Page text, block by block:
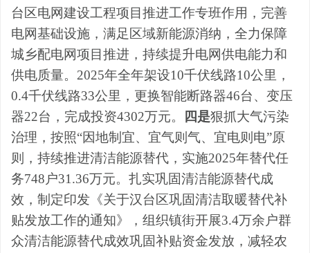
台区电网建设工程项目推进工作专班作用，完善
电网基础设施，满足区域新能源消纳，全力保障
城乡配电网项目推进，持续提升电网供电能力和
供电质量。 2025年全年架设10千伏线路10公里，
0.4千伏线路33公里，更换智能断路器46台、变压
器22台，完成投资4302万元。 四是狠抓大气污染
治理，按照“因地制宜、宜气则气、宜电则电”原
则，持续推进清洁能源替代，实施2025年替代任
务748 户31.36万元。扎实巩固清洁能源替代成
效，制定印发《关于汉台区巩固清洁取暖替代补
贴发放工作的通知》，组织镇街开展3.4万余户群
众清洁能源替代成效巩固补贴资金发放，减轻农